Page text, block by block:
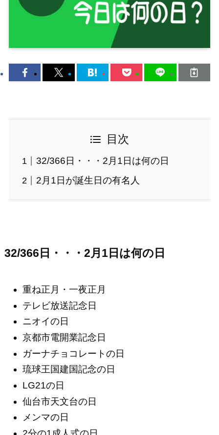
目次
32/366日・・・2月1日は何の日
2月1日が誕生日の有名人
32/366日・・・2月1日は何の日
重ね正月・一夜正月
テレビ放送記念日
ニオイの日
京都市電開業記念日
ガーナチョコレートの日
琉球王国建国記念の日
LG21の日
仙台市天文台の日
メンマの日